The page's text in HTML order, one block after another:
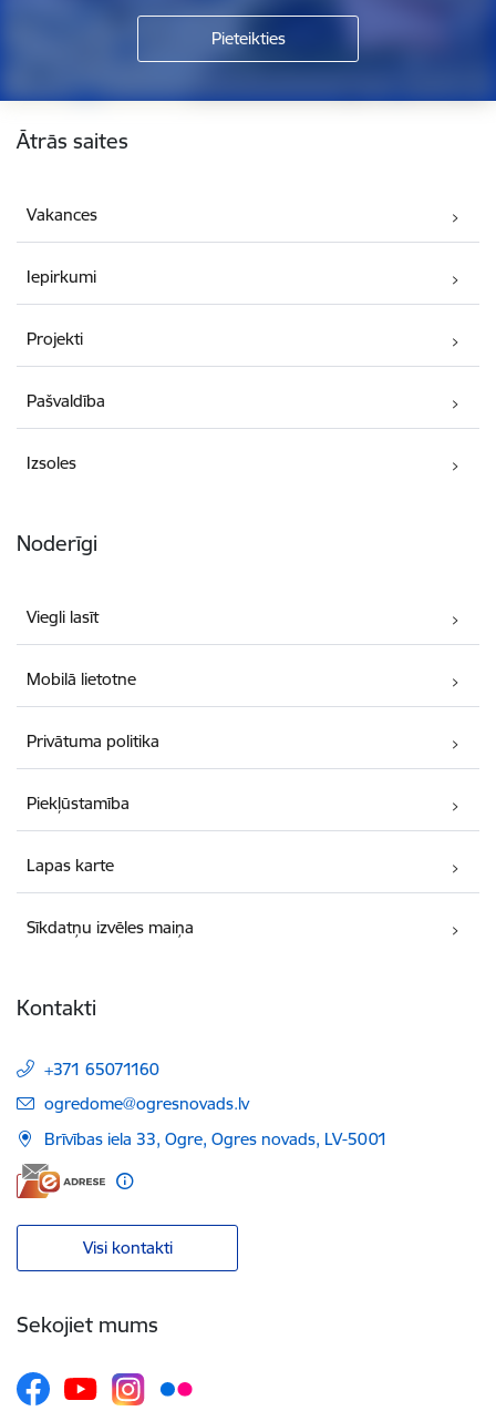
Ātrās saites
Vakances
Iepirkumi
Projekti
Pašvaldība
Izsoles
Noderīgi
Viegli lasīt
Mobilā lietotne
Privātuma politika
Piekļūstamība
Lapas karte
Sīkdatņu izvēles maiņa
Kontakti
+371 65071160
E-pasts:
ogredome@ogresnovads.lv
Brīvības iela 33, Ogre, Ogres novads, LV-5001
Visi kontakti
Sekojiet mums